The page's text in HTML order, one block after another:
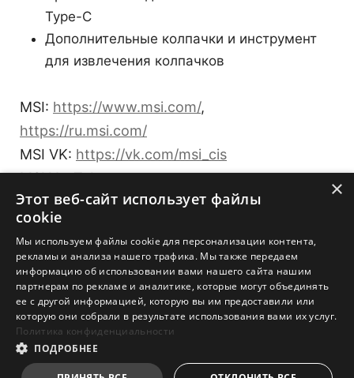
Type-C
Дополнительные колпачки и инструмент
для извлечения колпачков
MSI: https://www.msi.com/,
https://ru.msi.com/
MSI VK: https://vk.com/msi_cis
MSI YouTube:
https://www.youtube.com/user/MSIGamingGlo
balи
MSI Russia YouTube:
https://www.youtube.com/user/MSIRussia
×
Этот веб-сайт использует файлы
cookie
Мы используем файлы cookie для персонализации контента,
рекламы и анализа нашего трафика. Мы также передаем
информацию об использовании вами нашего сайта нашим
партнерам по рекламе и аналитике, которые могут объединять
ее с другой информацией, которую вы им предоставили или
которую они собрали в результате использования вами их услуг.
Политика конфиденциальности
ПОДРОБНЕЕ